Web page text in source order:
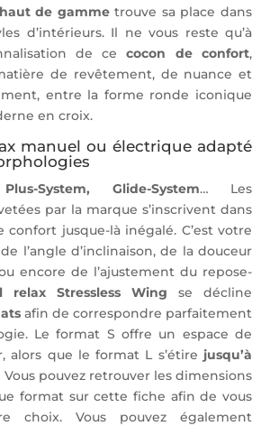
de gammetrouve sa place dans
d’intérieurs. Il ne vous reste qu’à
de cecocon de confort,
de revêtement, de nuance et
entre la forme ronde iconique
en croix.
manuel ou électrique adapté
System, Glide-System… Les
par la marque s’inscrivent dans
jusque-là inégalé. C’est votre
l’angle d’inclinaison, de la douceur
encore de l’ajustement du repose-
relax Stressless Wing se décline
afin de correspondre parfaitement
Le format S offre un espace de
alors que le format L s’étire jusqu’à
Vous pouvez retrouver les dimensions
format sur cette fiche afin de vous
choix. Vous pouvez également